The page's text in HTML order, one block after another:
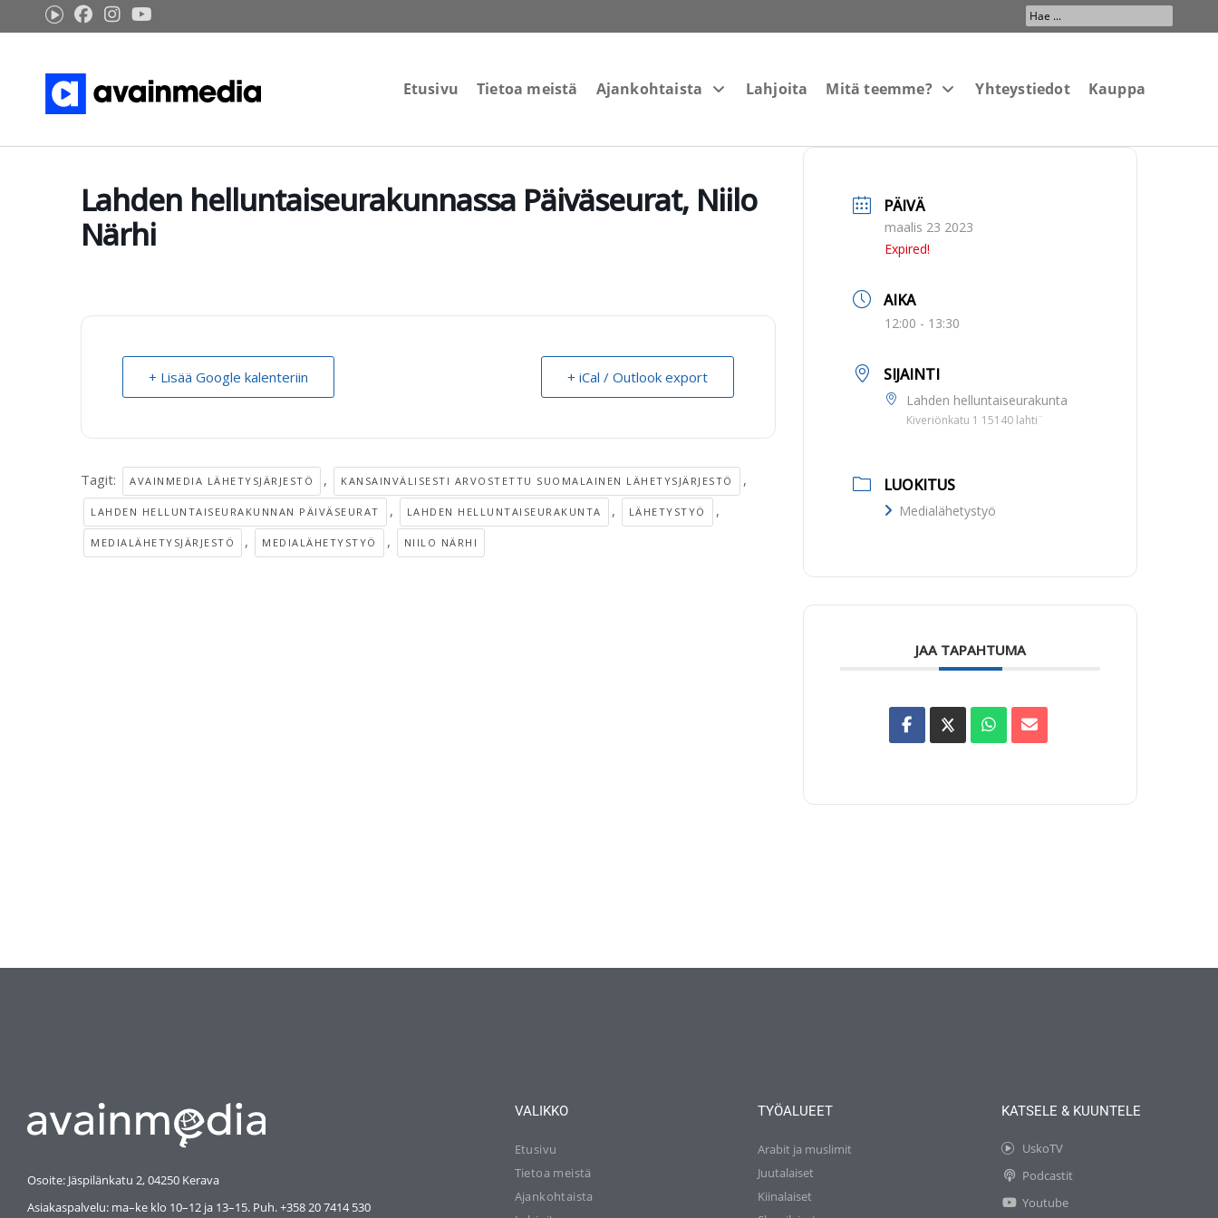
sisältöön
Search
...
Etusivu Tietoa meistä Ajankohtaista Lahjoita Mitä teemme? Yhteystiedot Kauppa
Lahden helluntaiseurakunnassa Päiväseurat, Niilo
Närhi
+ Lisää Google kalenteriin + iCal / Outlook export
Tagit: AVAINMEDIA LÄHETYSJÄRJESTÖ , KANSAINVÄLISESTI ARVOSTETTU SUOMALAINEN LÄHETYSJÄRJESTÖ ,
LAHDEN HELLUNTAISEURAKUNNAN PÄIVÄSEURAT , LAHDEN HELLUNTAISEURAKUNTA , LÄHETYSTYÖ ,
MEDIALÄHETYSJÄRJESTÖ , MEDIALÄHETYSTYÖ , NIILO NÄRHI
PÄIVÄ
maalis 23 2023
Expired!
AIKA
12:00 - 13:30
SIJAINTI
Lahden helluntaiseurakunta
Kiveriönkatu 1 15140 lahti¨
LUOKITUS
Medialähetystyö
JAA TAPAHTUMA
Osoite: Jäspilänkatu 2, 04250 Kerava
Asiakaspalvelu: ma–ke klo 10–12 ja 13–15. Puh. +358 20 7414 530
VALIKKO
Etusivu
Tietoa meistä
Ajankohtaista
TYÖALUEET
Arabit ja muslimit
Juutalaiset
Kiinalaiset
KATSELE & KUUNTELE
UskoTV
Podcastit
Youtube